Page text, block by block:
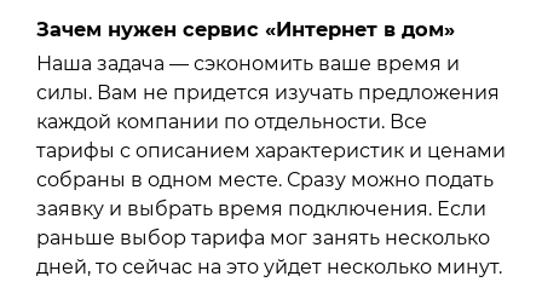
Зачем нужен сервис «Интернет в дом»
Наша задача — сэкономить ваше время и
силы. Вам не придется изучать предложения
каждой компании по отдельности. Все
тарифы с описанием характеристик и ценами
собраны в одном месте. Сразу можно подать
заявку и выбрать время подключения. Если
раньше выбор тарифа мог занять несколько
дней, то сейчас на это уйдет несколько минут.